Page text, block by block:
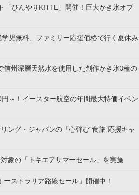
「ひんやりKITTE」開催！巨大かき氷オブ
児無料、ファミリー応援価格で行く夏休み
信州深層天然水を使用した創作かき氷3種の
～！イースター航空の年間最大特価イベン
ング・ジャパンの「心弾む“食旅”応援キャ
象の「トキエアサマーセール」を実施
ーストラリア路線セール」開催中！